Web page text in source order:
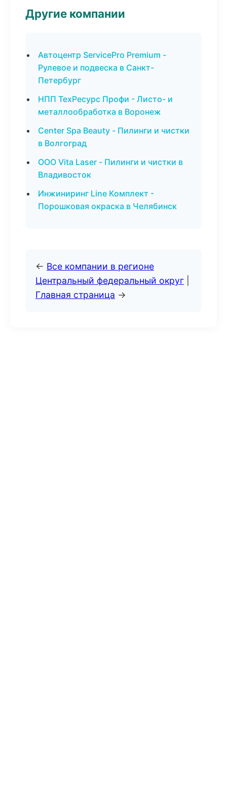
Другие компании
Автоцентр ServicePro Premium -
Рулевое и подвеска в Санкт-
Петербург
НПП ТехРесурс Профи - Листо- и
металлообработка в Воронеж
Center Spa Beauty - Пилинги и чистки
в Волгоград
ООО Vita Laser - Пилинги и чистки в
Владивосток
Инжиниринг Line Комплект -
Порошковая окраска в Челябинск
← Все компании в регионе
Центральный федеральный округ
Главная страница →